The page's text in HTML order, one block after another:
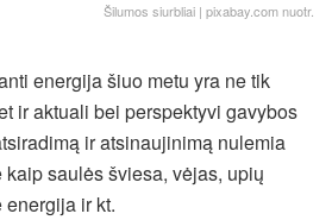
Šilumos siurbliai | pixabay.com nuotr.
energija šiuo metu yra ne tik
ir aktuali bei perspektyvi gavybos
ir atsinaujinimą nulemia
saulės šviesa, vėjas, upių
ir kt.